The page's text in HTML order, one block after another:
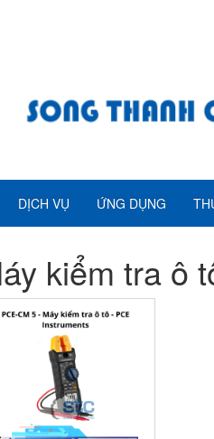
DỊCH VỤ ỨNG DỤNG
kiểm tra ô